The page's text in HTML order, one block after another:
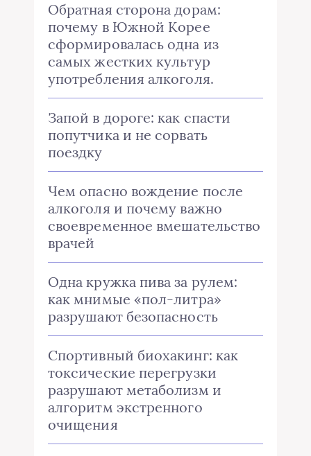
Обратная сторона дорам:
почему в Южной Корее
сформировалась одна из
самых жестких культур
употребления алкоголя.
Запой в дороге: как спасти
попутчика и не сорвать
поездку
Чем опасно вождение после
алкоголя и почему важно
своевременное вмешательство
врачей
Одна кружка пива за рулем:
как мнимые «пол-литра»
разрушают безопасность
Спортивный биохакинг: как
токсические перегрузки
разрушают метаболизм и
алгоритм экстренного
очищения